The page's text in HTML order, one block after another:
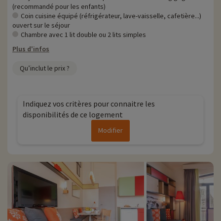
Plus d'informations
• Animaux de compagnie acceptés, en supplément
• Résidence gérée par le groupe Pierre & Vacances
(recommandé pour les enfants)
Coin cuisine équipé (réfrigérateur, lave-vaisselle, cafetière...)
ouvert sur le séjour
Chambre avec 1 lit double ou 2 lits simples
Plus d'infos
Qu’inclut le prix ?
Indiquez vos critères pour connaitre les
disponibilités de ce logement
Modifier